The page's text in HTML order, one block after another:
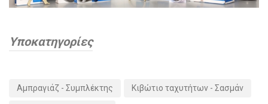
Υποκατηγορίες
Αμπραγιάζ - Συμπλέκτης Κιβώτιο ταχυτήτων - Σασμάν